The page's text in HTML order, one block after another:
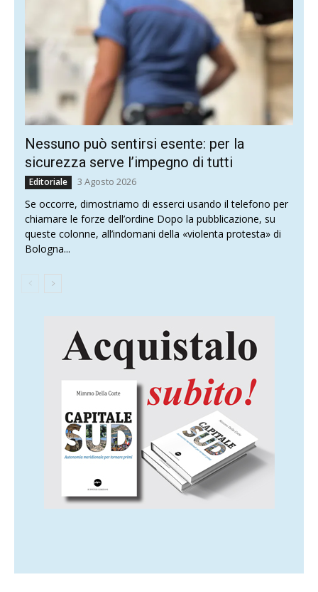
Nessuno può sentirsi esente: per la
sicurezza serve l’impegno di tutti
Editoriale 3 Agosto 2026
Se occorre, dimostriamo di esserci usando il telefono per
chiamare le forze dell’ordine Dopo la pubblicazione, su
queste colonne, all’indomani della «violenta protesta» di
Bologna...